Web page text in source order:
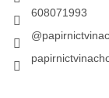
608071993